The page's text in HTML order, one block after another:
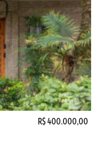
R$ 400.000,00